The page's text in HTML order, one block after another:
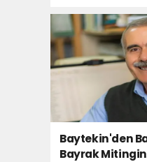
Baytekin'den
Bayrak